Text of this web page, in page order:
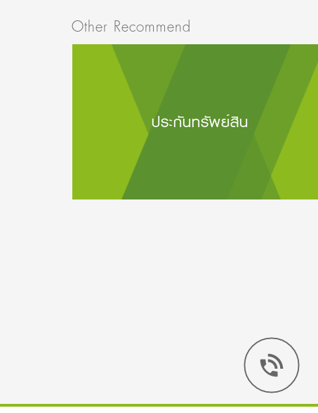
Other Recommend
ประกันทรัพย์สิน